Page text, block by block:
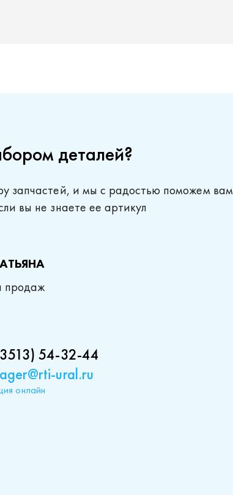
деталей?
запчастей, и мы с радостью поможем вам
вы не знаете ее артикул
продаж
54-32-44
ural.ru
онлайн